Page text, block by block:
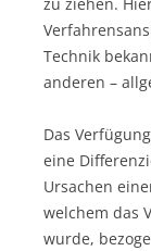
Technik
anderen –
Das
eine
Ursachen
welchem das
wurde,